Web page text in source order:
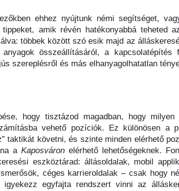
ehhez nyújtunk némi segítséget,
amik révén hatékonyabbá teheted
többek között szó esik majd az
anyagok összeállításáról, a kapcsolatépítés
szereplésről és más elhanyagolhatatlan
hogy tisztázod magadban, hogy milyen
vehető pozíciók. Ez különösen a
taktikát követni, és szinte minden elérhető
aKaposváronelérhető lehetőségeknek.
eszköztárad: állásoldalak, mobil
céges karrieroldalak – csak hogy
egyfajta rendszert vinni az